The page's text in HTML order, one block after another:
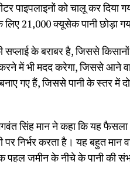
पाइपलाइनों को चालू कर दिया
21,000 क्यूसेक पानी छोड़ा
सप्लाई के बराबर है, जिससे
करने में भी मदद करेगा, जिससे आने
गए हैं, जिससे पानी के स्तर में
सिंह मान ने कहा कि यह फैसला
निर्भर करता है। यह बहुत मान
पहल जमीन के नीचे के पानी